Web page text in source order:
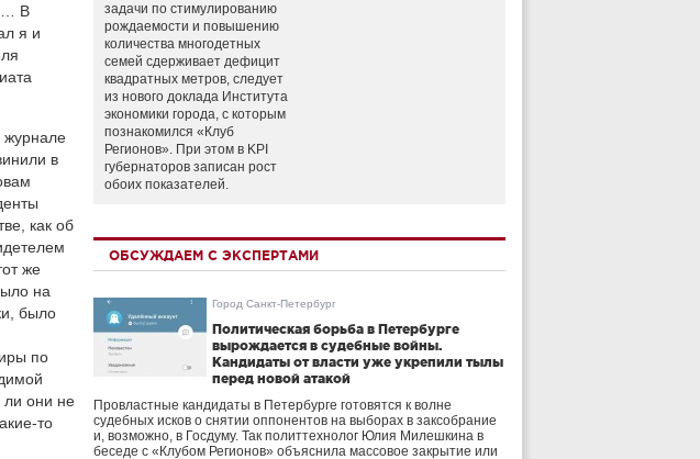
В
я и
журнале
в
как об
же
на
было
по
ли они не
то
задачи по стимулированию
рождаемости и повышению
количества многодетных
семей сдерживает дефицит
квадратных метров, следует
из нового доклада Института
экономики города, с которым
познакомился «Клуб
Регионов». При этом в KPI
губернаторов записан рост
обоих показателей.
ОБСУЖДАЕМ С ЭКСПЕРТАМИ
Город Санкт-Петербург
Политическая борьба в Петербурге
вырождается в судебные войны.
Кандидаты от власти уже укрепили тылы
перед новой атакой
Провластные кандидаты в Петербурге готовятся к волне
судебных исков о снятии оппонентов на выборах в заксобрание
и, возможно, в Госдуму. Так политтехнолог Юлия Милешкина в
беседе с «Клубом Регионов» объяснила массовое закрытие или